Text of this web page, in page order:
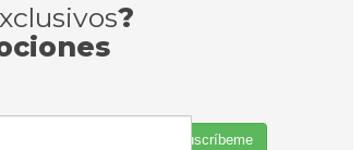
?
Suscríbeme